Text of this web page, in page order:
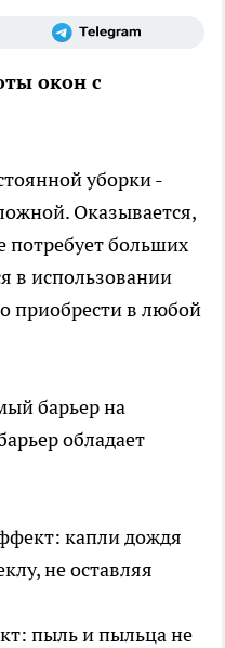
окон с
уборки -
Оказывается,
потребует больших
в использовании
приобрести в любой
барьер на
обладает
капли дождя
не оставляя
пыль и пыльца не